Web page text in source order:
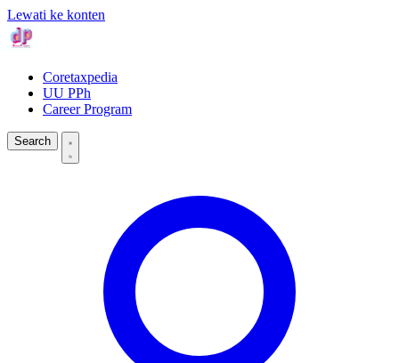
Lewati ke konten
Coretaxpedia
UU PPh
Career Program
Search